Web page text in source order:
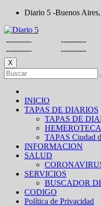
Saltar
contenido
Diario 5 -Buenos
----------
----------
----------
----------
X
INICIO
TAPAS DE DIARIOS
TAPAS DE
HEMEROTECA
TAPAS Ciudad
INFORMACION
SALUD
SERVICIOS
BUSCADOR
CODIGO
Política de Privacidad